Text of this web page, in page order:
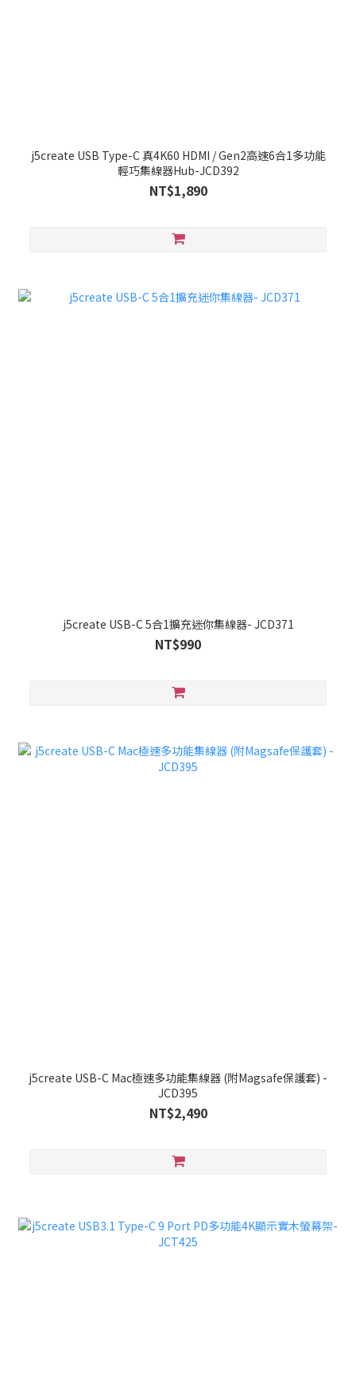
j5create USB Type-C 真4K60 HDMI / Gen2高速6合1多功能
輕巧集線器Hub-JCD392
NT$1,890
j5create USB-C 5合1擴充迷你集線器- JCD371
NT$990
j5create USB-C Mac極速多功能集線器 (附Magsafe保護套) -
JCD395
NT$2,490